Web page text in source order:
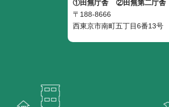
①田無庁舎
②田無第二庁舎
〒188-8666
西東京市南町五丁目6番13号